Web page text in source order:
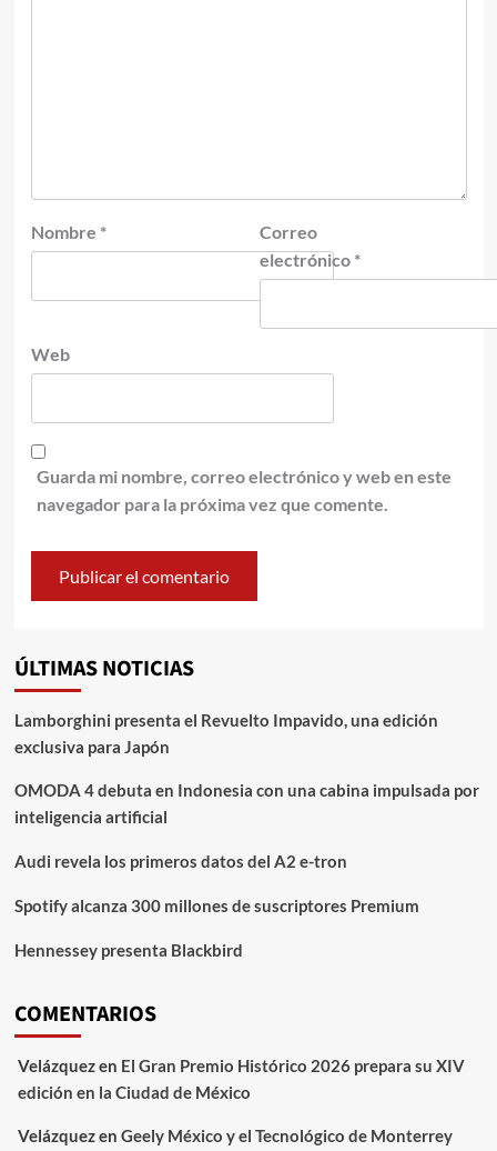
Nombre *
Correo
electrónico *
Web
Guarda mi nombre, correo electrónico y web en este
navegador para la próxima vez que comente.
ÚLTIMAS NOTICIAS
Lamborghini presenta el Revuelto Impavido, una edición
exclusiva para Japón
OMODA 4 debuta en Indonesia con una cabina impulsada por
inteligencia artificial
Audi revela los primeros datos del A2 e-tron
Spotify alcanza 300 millones de suscriptores Premium
Hennessey presenta Blackbird
COMENTARIOS
Velázquezen El Gran Premio Histórico 2026 prepara su XIV
edición en la Ciudad de México
Velázquezen Geely México y el Tecnológico de Monterrey